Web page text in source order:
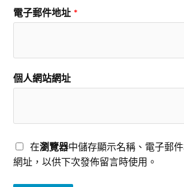
電子郵件地址 *
個人網站網址
在瀏覽器中儲存顯示名稱、電子郵
網址，以供下次發佈留言時使用。